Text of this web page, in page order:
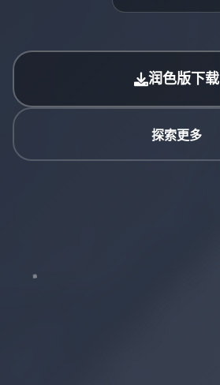
润色版下载
探索更多